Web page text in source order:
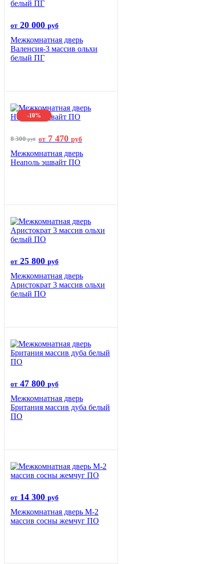
от 20 000 руб
Межкомнатная дверь
Валенсия-3 массив ольхи
белый ПГ
-10%
8 300руб от 7 470 руб
Межкомнатная дверь
Неаполь эшвайт ПО
от 25 800 руб
Межкомнатная дверь
Аристократ 3 массив ольхи
белый ПО
от 47 800 руб
Межкомнатная дверь
Британия массив дуба белый
ПО
от 14 300 руб
Межкомнатная дверь М-2
массив сосны жемчуг ПО